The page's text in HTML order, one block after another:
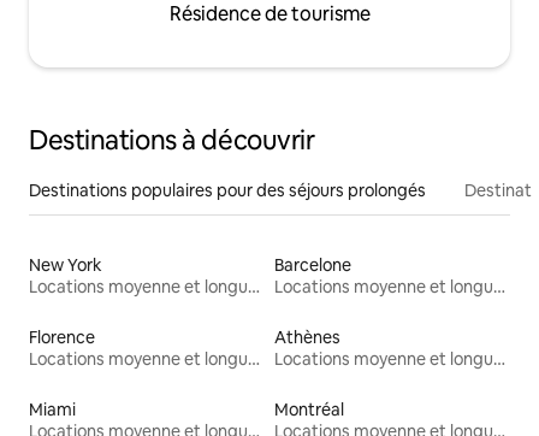
Résidence de tourisme
Destinations à découvrir
Destinations populaires pour des séjours prolongés
New York
Locations moyenne et longue durée
Barcelone
Locations moyenne et longue durée
Florence
Locations moyenne et longue durée
Athènes
Locations moyenne et longue durée
Miami
Locations moyenne et longue durée
Montréal
Locations moyenne et longue durée